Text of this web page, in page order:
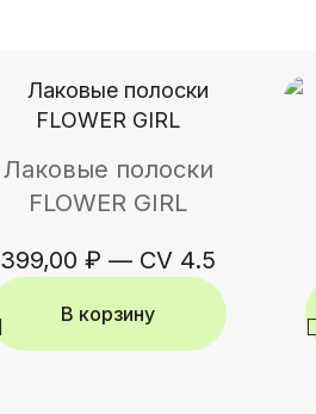
Лаковые полоски
FLOWER GIRL
399,00₽ — CV 4.5
В корзину